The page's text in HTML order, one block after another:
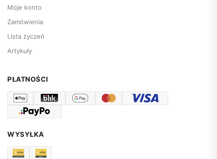
Moje konto
Zamówienia
Lista życzeń
Artykuły
PŁATNOŚCI
WYSYŁKA